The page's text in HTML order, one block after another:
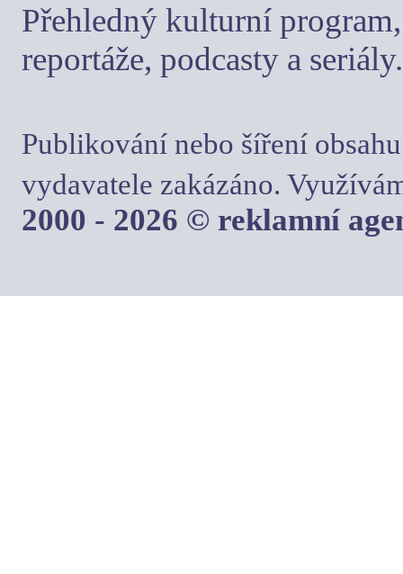
Přehledný kulturní
reportáže, podcasty a seriály.
Publikování nebo šíření
vydavatele zakázáno.
2000 - 2026 © reklamní